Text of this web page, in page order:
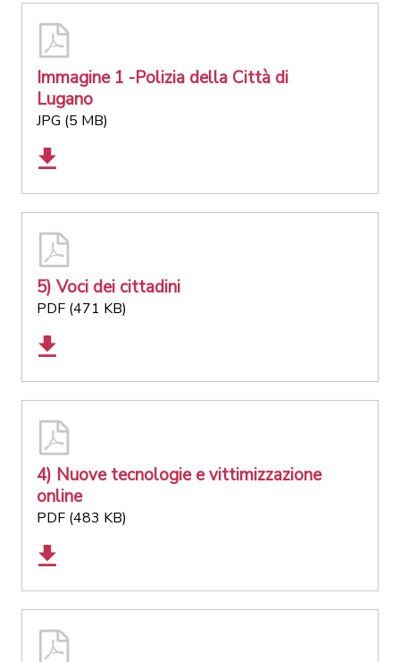
Immagine 1 -Polizia della Città di
Lugano
JPG (5 MB)
5) Voci dei cittadini
PDF (471 KB)
4) Nuove tecnologie e vittimizzazione
online
PDF (483 KB)